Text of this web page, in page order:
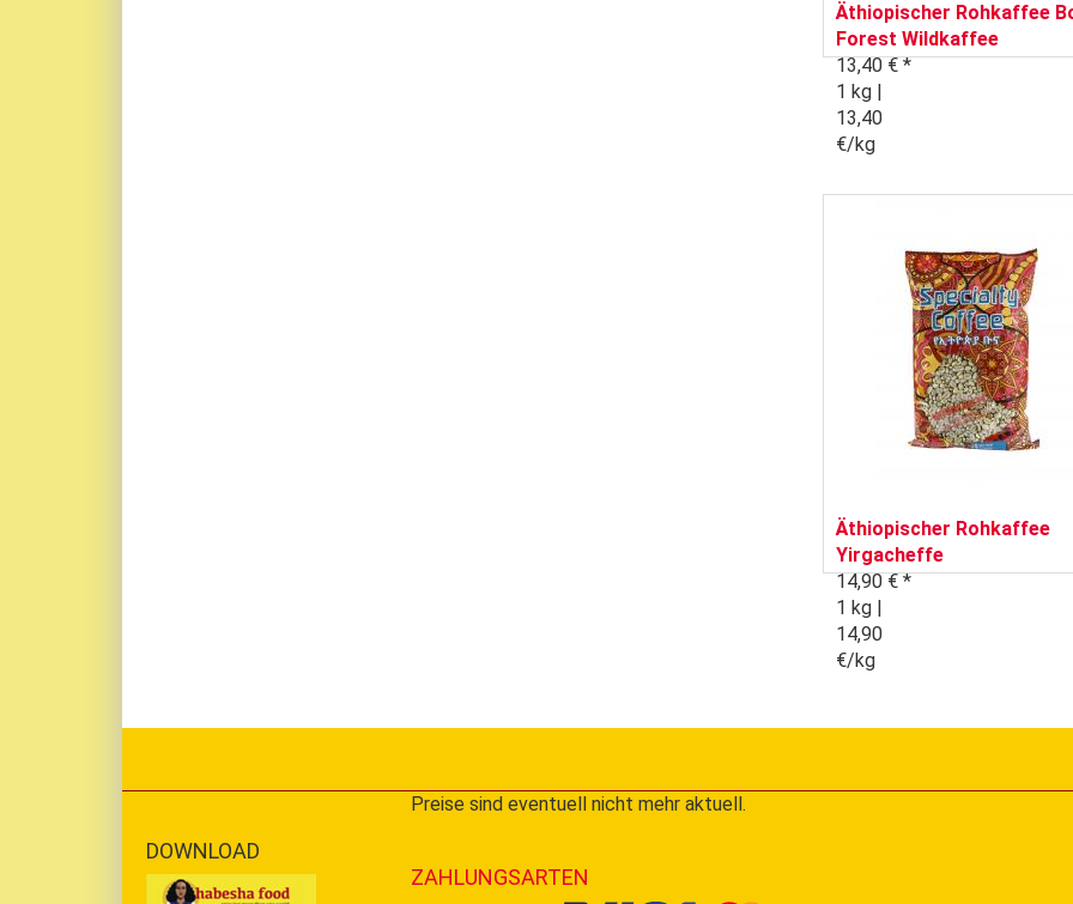
Äthiopischer Rohkaffee
Forest Wildkaffee
13,40 € *
1 kg |
13,40
€/kg
Äthiopischer Rohkaffee
Yirgacheffe
14,90 € *
1 kg |
14,90
€/kg
DOWNLOAD
Preise sind eventuell nicht mehr aktuell.
ZAHLUNGSARTEN